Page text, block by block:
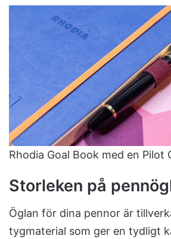
Rhodia Goal Book med en Pilot
Storleken på
Öglan för dina pennor är
tygmaterial som ger en tydligt